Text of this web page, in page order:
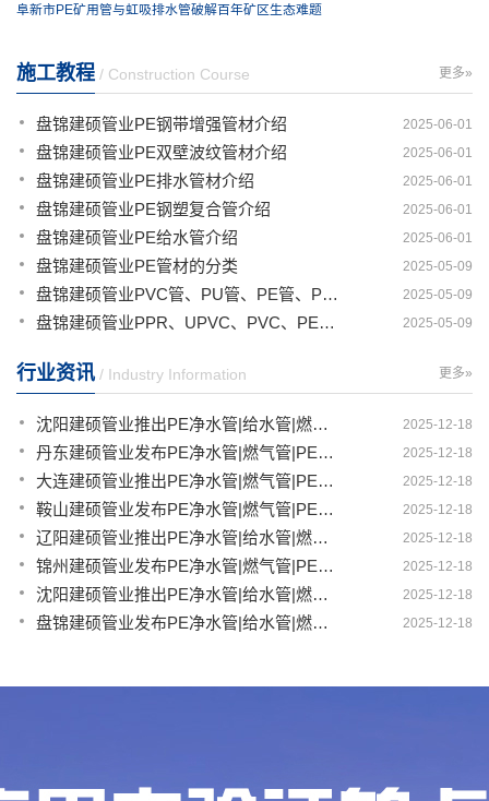
阜新市PE矿用管与虹吸排水管破解百年矿区生态难题
更多»
施工教程 / Construction Course
2025-06-01
盘锦建硕管业PE钢带增强管材介绍
2025-06-01
盘锦建硕管业PE双壁波纹管材介绍
2025-06-01
盘锦建硕管业PE排水管材介绍
2025-06-01
盘锦建硕管业PE钢塑复合管介绍
2025-06-01
盘锦建硕管业PE给水管介绍
2025-05-09
盘锦建硕管业PE管材的分类
2025-05-09
盘锦建硕管业PVC管、PU管、PE管、PP管有那些区别
2025-05-09
盘锦建硕管业PPR、UPVC、PVC、PERT、PE、HDPE塑料管材详解
更多»
行业资讯 / Industry Information
2025-12-18
沈阳建硕管业推出PE净水管|给水管|燃气管|PERT供热管|电力护套管一体化智造解决方案
2025-12-18
丹东建硕管业发布PE净水管|燃气管|PERT供热管|电力护套管|农田灌溉管智能生产新范式
2025-12-18
大连建硕管业推出PE净水管|燃气管|PERT供热管|电力护套管|农田灌溉管融合智造新生态
2025-12-18
鞍山建硕管业发布PE净水管|燃气管|PERT供热管|电力护套管|农田灌溉管全链路应用新方案
2025-12-18
辽阳建硕管业推出PE净水管|给水管|燃气管|PERT供热管|电力护套管多维融合智造平台
2025-12-18
锦州建硕管业发布PE净水管|燃气管|PERT供热管|电力护套管|农田灌溉管智慧应用生态体系
2025-12-18
沈阳建硕管业推出PE净水管|给水管|燃气管|PERT供热管|电力护套管一体化智造方案
2025-12-18
盘锦建硕管业发布PE净水管|给水管|燃气管|PERT供热管|电力护套管智慧生产新范式